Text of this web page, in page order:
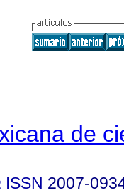
de
ISSN 2007-